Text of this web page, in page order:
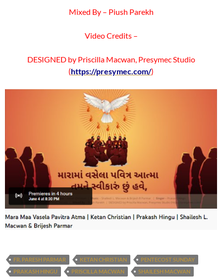
Mixed By – Piush Parekh
Video Credits –
DESIGNED by Priscilla Macwan, Presymec Studio
(https://presymec.com/)
FR. PARESH PARMAR KETAN CHRISTIAN
PENTECOST SUNDAY
PRAKASH HINGU
PRISCILLA MACWAN SHAILESH MACWAN